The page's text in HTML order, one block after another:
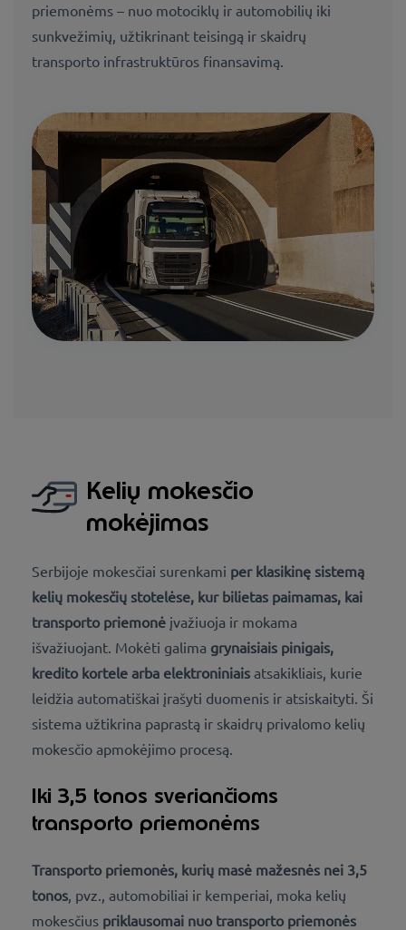
priemonėms – nuo motociklų ir automobilių iki
sunkvežimių, užtikrinant teisingą ir skaidrų
transporto infrastruktūros finansavimą.
Kelių mokesčio
mokėjimas
Serbijoje mokesčiai surenkami per klasikinę sistemą
kelių mokesčių stotelėse, kur bilietas paimamas, kai
transporto priemonė įvažiuoja ir mokama
išvažiuojant. Mokėti galima grynaisiais pinigais,
kredito kortele arba elektroniniais atsakikliais, kurie
leidžia automatiškai įrašyti duomenis ir atsiskaityti. Ši
sistema užtikrina paprastą ir skaidrų privalomo kelių
mokesčio apmokėjimo procesą.
Iki 3,5 tonos sveriančioms
transporto priemonėms
Transporto priemonės, kurių masė mažesnės nei 3,5
tonos pvz., automobiliai ir kemperiai, moka kelių
mokesčius priklausomai nuo transporto priemonės